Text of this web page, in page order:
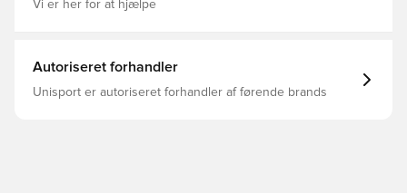
Vi er her for at hjælpe
Autoriseret forhandler
Unisport er autoriseret forhandler af førende brands